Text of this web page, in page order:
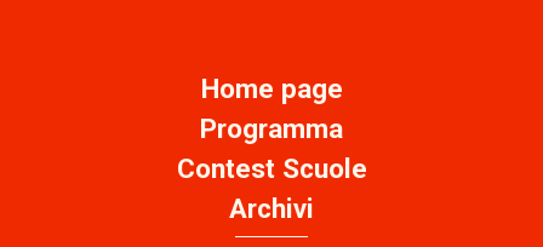
Home page
Programma
Contest Scuole
Archivi